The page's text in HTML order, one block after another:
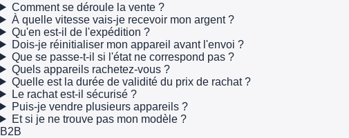
Comment se déroule la vente ?
À quelle vitesse vais-je recevoir mon argent ?
Qu'en est-il de l'expédition ?
Dois-je réinitialiser mon appareil avant l'envoi ?
Que se passe-t-il si l'état ne correspond pas ?
Quels appareils rachetez-vous ?
Quelle est la durée de validité du prix de rachat ?
Le rachat est-il sécurisé ?
Puis-je vendre plusieurs appareils ?
Et si je ne trouve pas mon modèle ?
B2B